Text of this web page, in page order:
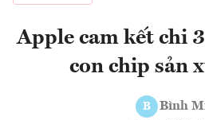
Apple cam kết chi
con chip sản
B Bình